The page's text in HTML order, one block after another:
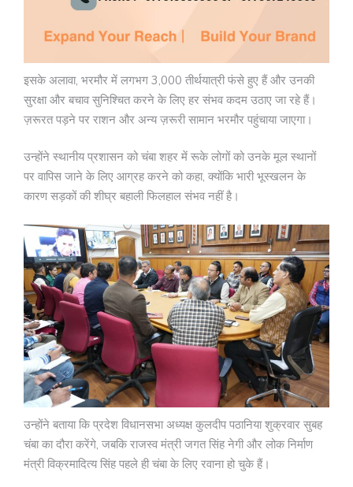
इसके अलावा, भरमौर में लगभग 3,000 तीर्थयात्री फंसे हुए हैं और उनकी
सुरक्षा और बचाव सुनिश्चित करने के लिए हर संभव कदम उठाए जा रहे हैं।
ज़रूरत पड़ने पर राशन और अन्य ज़रूरी सामान भरमौर पहुंचाया जाएगा।
उन्होंने स्थानीय प्रशासन को चंबा शहर में रूके लोगों को उनके मूल स्थानों
पर वापिस जाने के लिए आग्रह करने को कहा, क्योंकि भारी भूस्खलन के
कारण सड़कों की शीघ्र बहाली फिलहाल संभव नहीं है।
उन्होंने बताया कि प्रदेश विधानसभा अध्यक्ष कुलदीप पठानिया शुक्रवार सुबह
चंबा का दौरा करेंगे, जबकि राजस्व मंत्री जगत सिंह नेगी और लोक निर्माण
मंत्री विक्रमादित्य सिंह पहले ही चंबा के लिए रवाना हो चुके हैं।